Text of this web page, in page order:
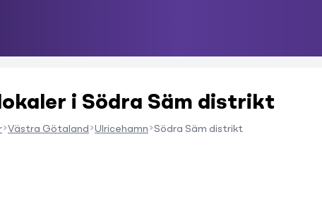
i Södra Säm distrikt
Västra Götaland Ulricehamn Södra Säm distrikt